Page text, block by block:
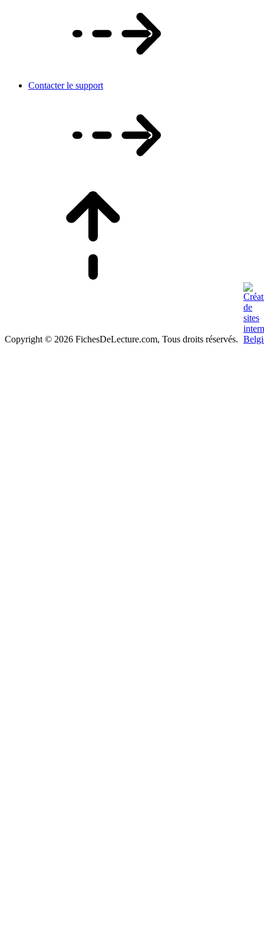
Contacter le support
Copyright © 2026 FichesDeLecture.com, Tous droits réservés.